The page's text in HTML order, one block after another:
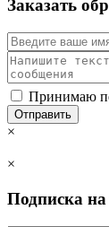
Заказать
Принимаю
Отправить
×
×
Подписка на